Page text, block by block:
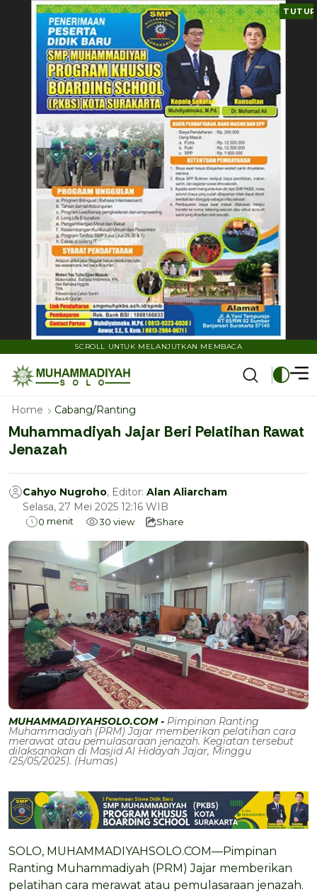
TUTUP
SCROLL UNTUK MELANJUTKAN MEMBACA
Home Cabang/Ranting
Muhammadiyah Jajar Beri Pelatihan Rawat
Jenazah
Cahyo Nugroho, Editor: Alan Aliarcham
Selasa, 27 Mei 2025 12:16 WIB
0 menit 30 view Share
MUHAMMADIYAHSOLO.COM - Pimpinan Ranting
Muhammadiyah (PRM) Jajar memberikan pelatihan cara
merawat atau pemulasaraan jenazah. Kegiatan tersebut
dilaksanakan di Masjid Al Hidayah Jajar, Minggu
(25/05/2025). (Humas)
SOLO, MUHAMMADIYAHSOLO.COM—Pimpinan
Ranting Muhammadiyah (PRM) Jajar memberikan
pelatihan cara merawat atau pemulasaraan jenazah.